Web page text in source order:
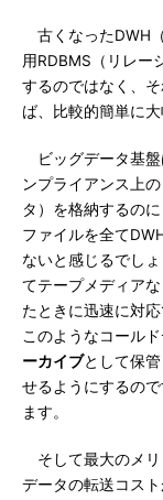
古くなったDWH
用RDBMS（リレー
するのではなく、
ば、比較的簡単に
ビッグデータ基盤
ンプライアンス上
タ）を格納するの
ファイルを全て
ないと感じるでし
てテープメディア
たときに迅速に対
このようなコール
ーカイブとして保
せるようにするの
ます。
そして最大のメリ
データの転送コス